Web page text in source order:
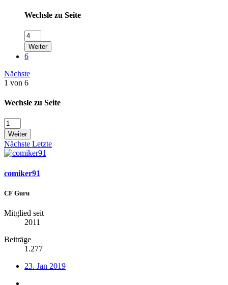
Wechsle zu Seite
Weiter
6
Nächste
1 von 6
Wechsle zu Seite
Weiter
Nächste Letzte
comiker91
CF Guru
Mitglied seit
2011
Beiträge
1.277
23. Jan 2019